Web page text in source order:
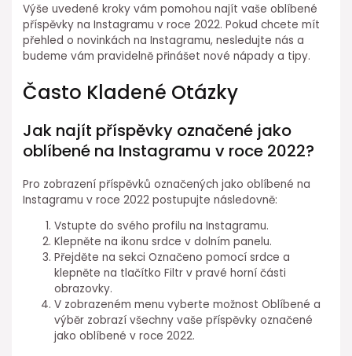
Výše uvedené kroky vám pomohou najít vaše oblíbené
příspěvky na Instagramu v roce 2022. Pokud chcete mít
přehled o novinkách na Instagramu, nesledujte nás a
budeme vám pravidelně přinášet nové nápady a tipy.
Často Kladené Otázky
Jak najít příspěvky označené jako
oblíbené na Instagramu v roce 2022?
Pro zobrazení příspěvků označených jako oblíbené na
Instagramu v roce 2022 postupujte následovně:
Vstupte do svého profilu na Instagramu.
Klepněte na ikonu srdce v dolním panelu.
Přejděte na sekci Označeno pomocí srdce a
klepněte na tlačítko Filtr v pravé horní části
obrazovky.
V zobrazeném menu vyberte možnost Oblíbené a
výběr zobrazí všechny vaše příspěvky označené
jako oblíbené v roce 2022.